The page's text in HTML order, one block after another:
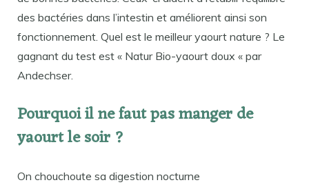
des bactéries dans l’intestin et améliorent ainsi son
fonctionnement. Quel est le meilleur yaourt nature ? Le
gagnant du test est « Natur Bio-yaourt doux « par
Andechser.
Pourquoi il ne faut pas manger de
yaourt le soir ?
On chouchoute sa digestion nocturne